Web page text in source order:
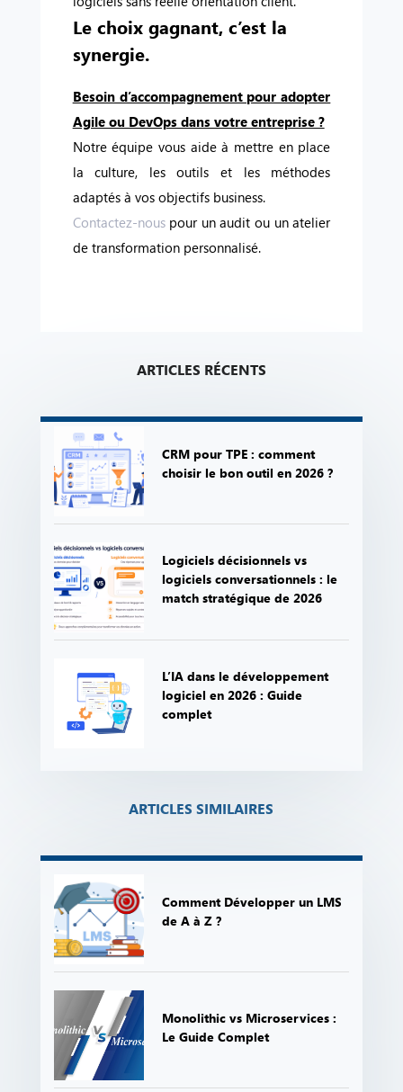
Le choix gagnant, c’est la
synergie.
Besoin d’accompagnement pour adopter
Agile ou DevOps dans votre entreprise ?
Notre équipe vous aide à mettre en place
la culture, les outils et les méthodes
adaptés à vos objectifs business.
Contactez-nouspour un audit ou un atelier
de transformation personnalisé.
ARTICLES RÉCENTS
CRM pour TPE : comment
choisir le bon outil en 2026 ?
Logiciels décisionnels vs
logiciels conversationnels : le
match stratégique de 2026
L’IA dans le développement
logiciel en 2026 : Guide
complet
ARTICLES SIMILAIRES
Comment Développer un LMS
de A à Z ?
Monolithic vs Microservices :
Le Guide Complet